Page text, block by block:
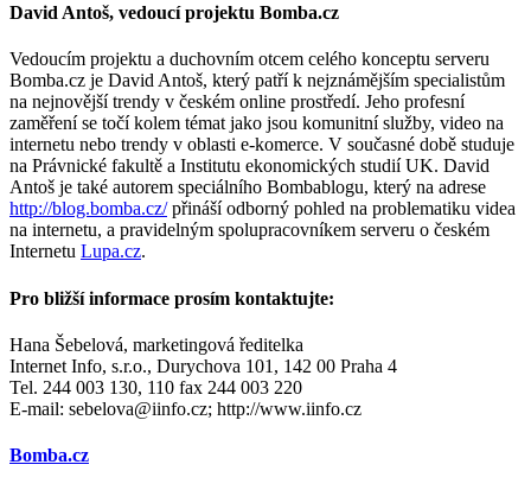
David Antoš, vedoucí projektu Bomba.cz
Vedoucím projektu a duchovním otcem celého konceptu serveru
Bomba.cz je David Antoš, který patří k nejznámějším specialistům
na nejnovější trendy v českém online prostředí. Jeho profesní
zaměření se točí kolem témat jako jsou komunitní služby, video na
internetu nebo trendy v oblasti e-komerce. V současné době studuje
na Právnické fakultě a Institutu ekonomických studií UK. David
Antoš je také autorem speciálního Bombablogu, který na adrese
http://blog.bomba.cz/přináší odborný pohled na problematiku videa
na internetu, a pravidelným spolupracovníkem serveru o českém
Internetu Lupa.cz.
Pro bližší informace prosím kontaktujte:
Hana Šebelová, marketingová ředitelka
Internet Info, s.r.o., Durychova 101, 142 00 Praha 4
Tel. 244 003 130, 110 fax 244 003 220
E-mail: sebelova@iinfo.cz; http://www.iinfo.cz
Bomba.cz